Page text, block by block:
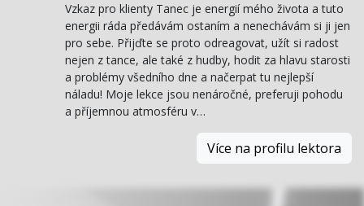
Vzkaz pro klienty Tanec je energií mého života a tuto
energii ráda předávám ostaním a nenechávám si ji jen
pro sebe. Přijďte se proto odreagovat, užít si radost
nejen z tance, ale také z hudby, hodit za hlavu starosti
a problémy všedního dne a načerpat tu nejlepší
náladu! Moje lekce jsou nenáročné, preferuji pohodu
a příjemnou atmosféru v…
Více na profilu lektora